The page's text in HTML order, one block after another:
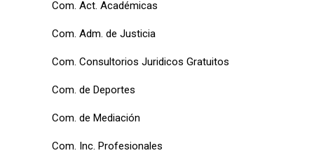
Com. Act. Académicas
Com. Adm. de Justicia
Com. Consultorios Juridicos Gratuitos
Com. de Deportes
Com. de Mediación
Com. Inc. Profesionales